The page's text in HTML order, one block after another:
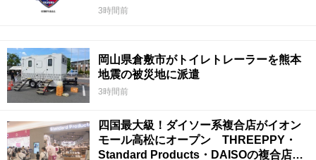
3時間前
岡山県倉敷市がトイレトレーラーを熊本
地震の被災地に派遣
3時間前
四国最大級！ダイソー系複合店がイオン
モール高松にオープン THREEPPY・
Standard Products・DAISOの複合店は